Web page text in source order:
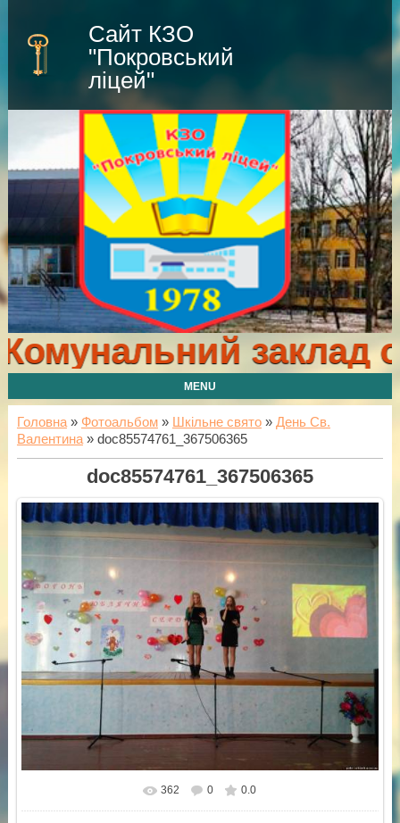
Сайт КЗО
"Покровський
ліцей"
заклад
MENU
Головна» Фотоальбом» Шкільне свято» День Св.
Валентина» doc85574761_367506365
doc85574761_367506365
У реальному розмірі 1600x1200
362 0 0.0